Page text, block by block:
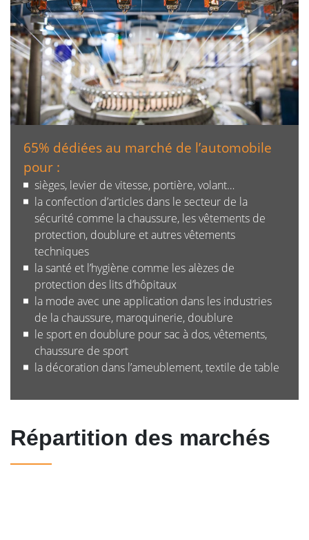
65% dédiées au marché de l’automobile
pour :
sièges, levier de vitesse, portière, volant…
la confection d’articles dans le secteur de la
sécurité comme la chaussure, les vêtements de
protection, doublure et autres vêtements
techniques
la santé et l’hygiène comme les alèzes de
protection des lits d’hôpitaux
la mode avec une application dans les industries
de la chaussure, maroquinerie, doublure
le sport en doublure pour sac à dos, vêtements,
chaussure de sport
la décoration dans l’ameublement, textile de table
Répartition des marchés